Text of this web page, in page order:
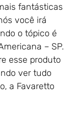
fantásticas
você irá
o tópico é
– SP.
esse produto
ver tudo
a Favaretto